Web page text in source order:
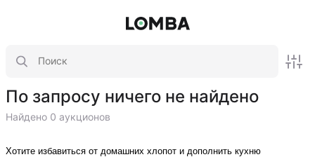
По запросу ничего не найдено
Найдено 0 аукционов
Хотите избавиться от домашних хлопот и дополнить кухню